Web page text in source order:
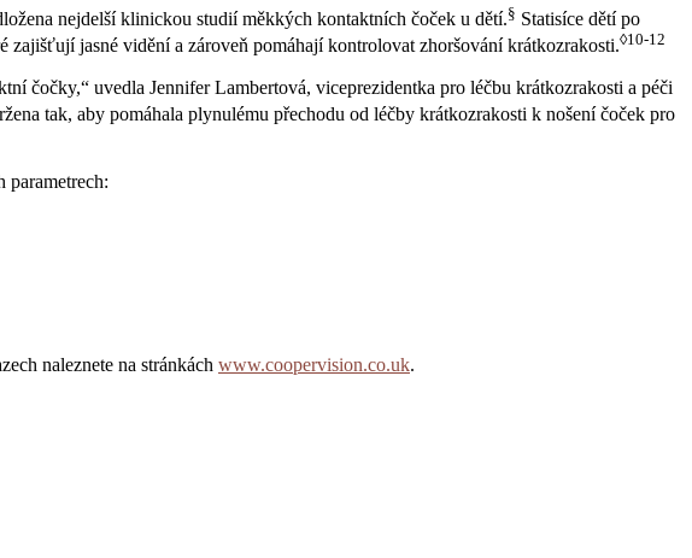
nejdelší klinickou studií měkkých kontaktních čoček u dětí.§ Statisíce dětí po
zajišťují jasné vidění a zároveň pomáhají kontrolovat zhoršování krátkozrakosti.◊10-12
čočky,“ uvedla Jennifer Lambertová, viceprezidentka pro léčbu krátkozrakosti a péči
tak, aby pomáhala plynulému přechodu od léčby krátkozrakosti k nošení čoček pro
naleznete na stránkách www.coopervision.co.uk.